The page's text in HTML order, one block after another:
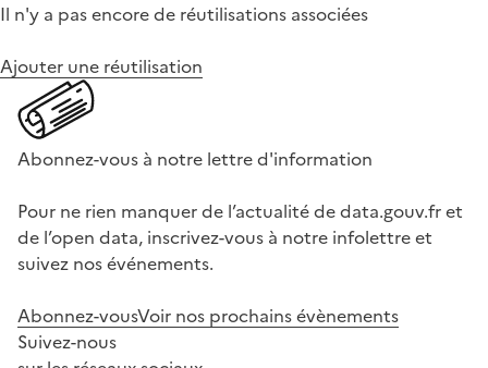
Il n'y a pas encore de réutilisations associées
Ajouter une réutilisation
Abonnez-vous à notre lettre d'information
Pour ne rien manquer de l’actualité de data.gouv.fr et
de l’open data, inscrivez-vous à notre infolettre et
suivez nos événements.
Abonnez-vousVoir nos prochains évènements
Suivez-nous